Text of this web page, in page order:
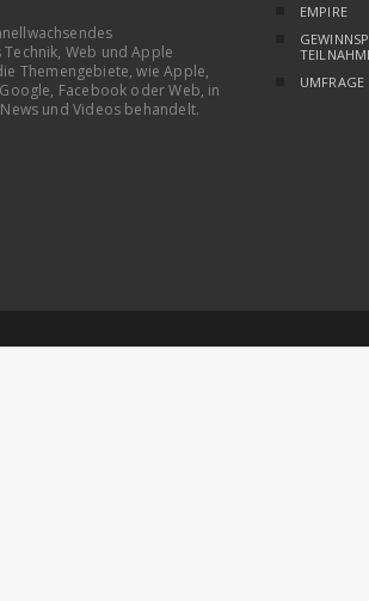
Web und Apple
Themengebiete, wie Apple,
Facebook oder Web, in
und Videos behandelt.
EMPIRE
UMFRAGE